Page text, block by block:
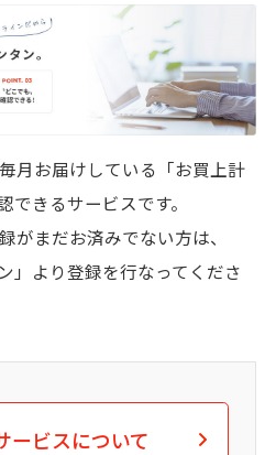
月お届けしている「お買上計
きるサービスです。
がまだお済みでない方は、
」より登録を行なってくださ
ービスについて